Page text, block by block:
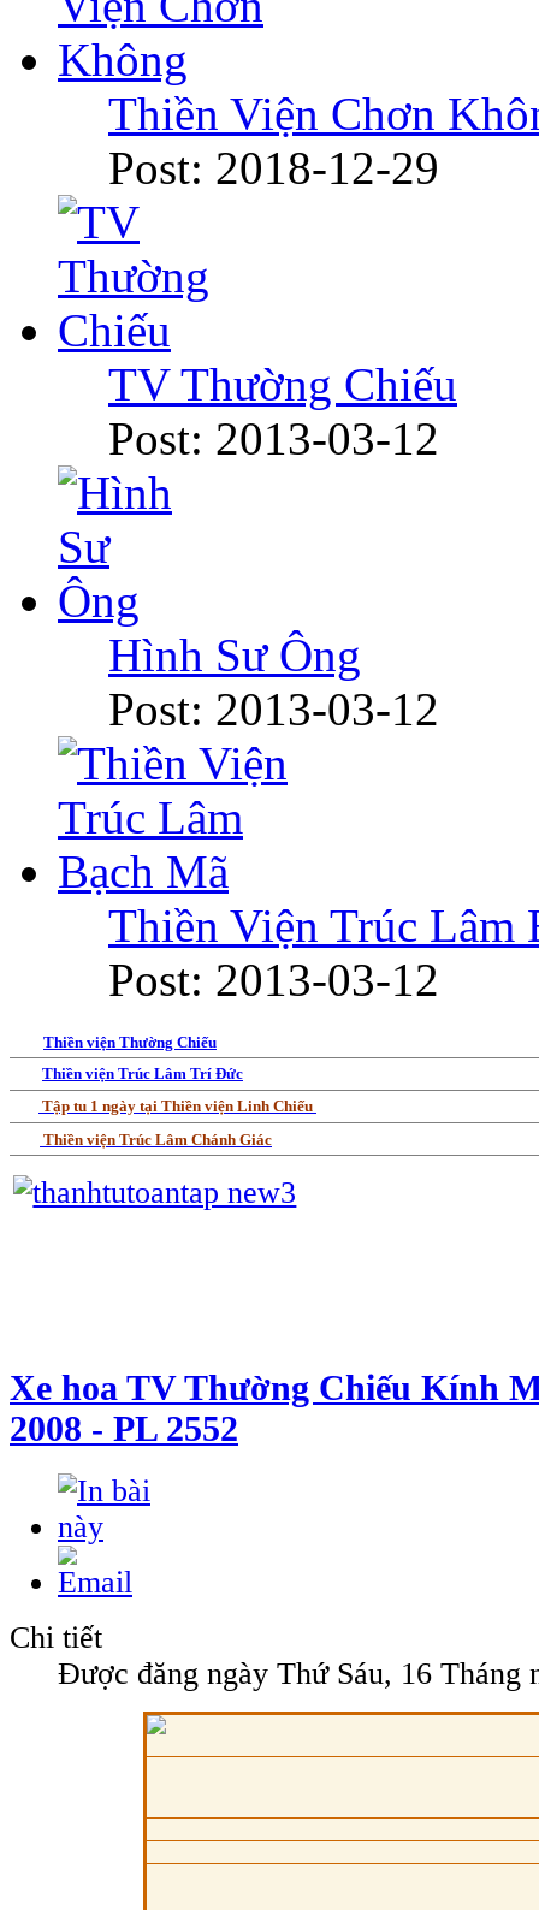
Thiền Viện Chơn
Post: 2018-12-29
TV Thường Chiếu
Post: 2013-03-12
Hình Sư Ông
Post: 2013-03-12
Thiền Viện Trúc Lâm
Post: 2013-03-12
Thiền viện Thường Chiếu
Thiền viện Trúc Lâm Trí Đức
Tập tu 1 ngày tại Thiền viện Linh Chiếu
Thiền viện Trúc Lâm Chánh Giác
Xe hoa TV Thường Chiếu Kính
2008 - PL 2552
Chi tiết
Được đăng ngày Thứ Sáu, 16 Tháng